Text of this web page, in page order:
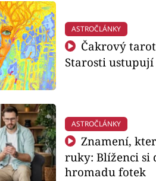
ASTROČLÁNKY
Čakrový
Starosti
ASTROČLÁNKY
Znamení,
ruky: Blíženci si
hromadu fotek